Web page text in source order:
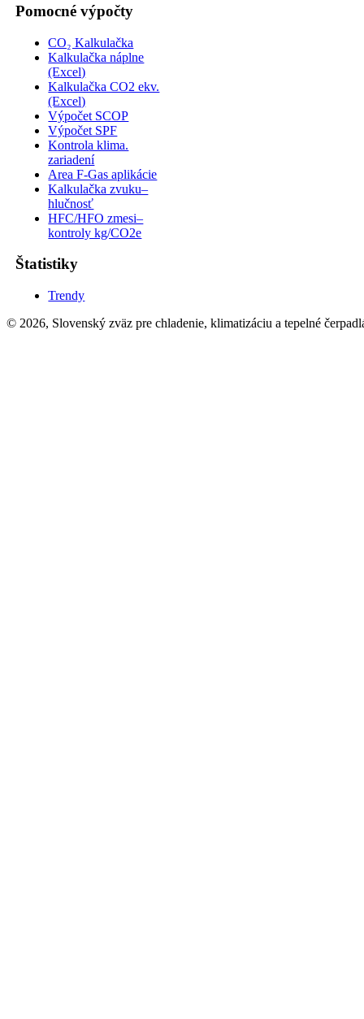
Pomocné výpočty
CO₂ Kalkulačka
Kalkulačka náplne
(Excel)
Kalkulačka CO2 ekv.
(Excel)
Výpočet SCOP
Výpočet SPF
Kontrola klima.
zariadení
Area F-Gas aplikácie
Kalkulačka zvuku–
hlučnosť
HFC/HFO zmesi–
kontroly kg/CO2e
Štatistiky
Trendy
© 2026, Slovenský zväz pre chladenie, klimatizáciu a tepelné